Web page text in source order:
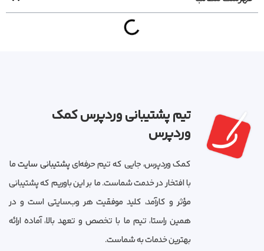
تیم پشتیبانی وردپرس کمک
وردپرس
کمک وردپرس، جایی که تیم حرفه‌ایپشتیبانی سایتما
با افتخار در خدمت شماست. ما بر این باوریم که پشتیبانی
مؤثر و کارآمد، کلید موفقیت هر وب‌سایتی است و در
همین راستا، تیم ما با تخصص و تعهد بالا، آماده ارائه
بهترین خدمات به شماست.